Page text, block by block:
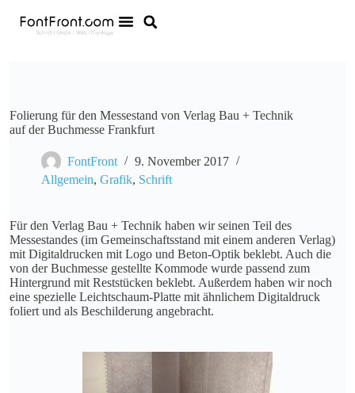
Folierung für den Messestand von Verlag Bau + Technik
auf der Buchmesse Frankfurt
FontFront
9. November 2017
Allgemein, Grafik, Schrift
Für den Verlag Bau + Technik haben wir seinen Teil des
Messestandes (im Gemeinschaftsstand mit einem anderen Verlag)
mit Digitaldrucken mit Logo und Beton-Optik beklebt. Auch die
von der Buchmesse gestellte Kommode wurde passend zum
Hintergrund mit Reststücken beklebt. Außerdem haben wir noch
eine spezielle Leichtschaum-Platte mit ähnlichem Digitaldruck
foliert und als Beschilderung angebracht.